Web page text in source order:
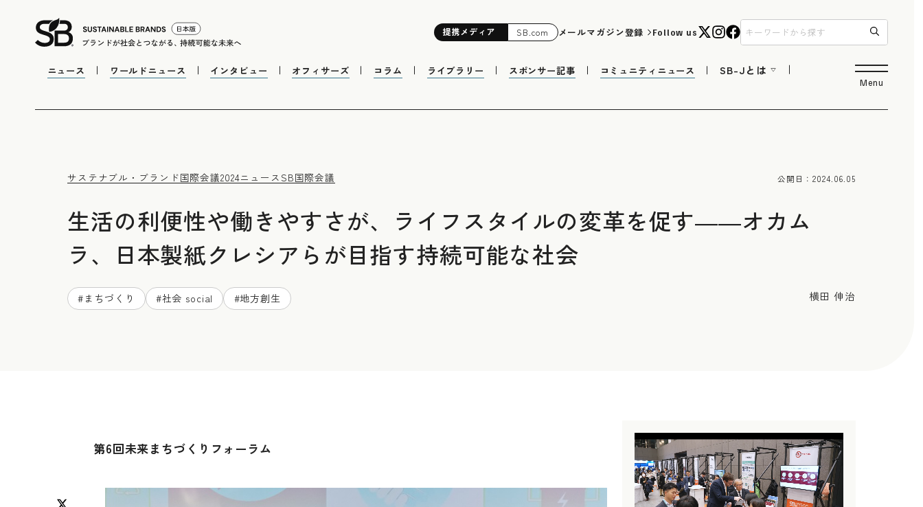
提携メディア SB.com メールマガジン登録 Follow us
ニュース ワールドニュース インタビュー オフィサーズ コラム ライブラリー スポンサー記事 コミュニティニュース SB-Jとは
Menu
サステナブル・ブランド国際会議2024ニュース SB国際会議 公開日：2024.06.05
生活の利便性や働きやすさが、ライフスタイルの変革を促す――オカム
ラ、日本製紙クレシアらが目指す持続可能な社会
# まちづくり #社会 social #地方創生 横田 伸治
第6回未来まちづくりフォーラム